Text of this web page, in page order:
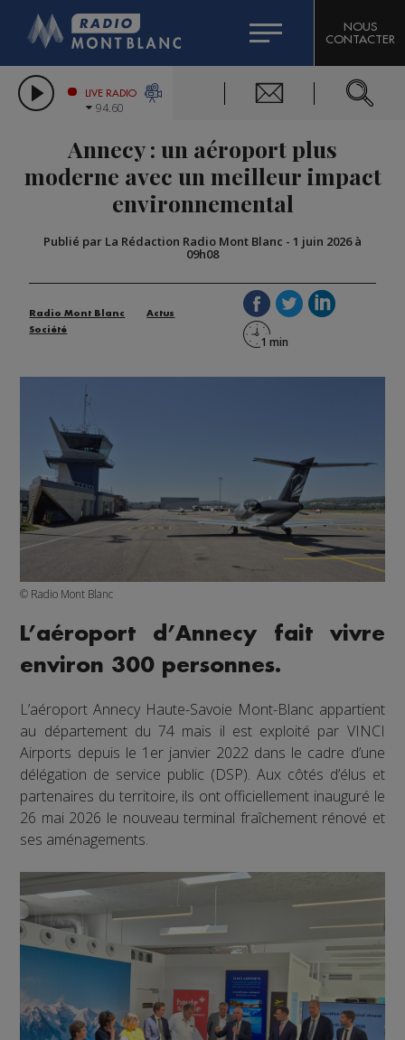
LES CHRONIQUES DE L'EXPERT
CITIZEN MACHINERY
GRAND MASSIF DOMAINES SKIABLES
BIGARD
COMPAGNIE DU MONT-BLANC
NOUS
CONTACTER
LIVE RADIO
94.60
Annecy : un aéroport plus
moderne avec un meilleur impact
environnemental
Publié par La Rédaction Radio Mont Blanc - 1 juin 2026 à
09h08
Radio Mont Blanc
Actus
Société
© Radio Mont Blanc
L’aéroport d’Annecy fait vivre
environ 300 personnes.
L’aéroport Annecy Haute-Savoie Mont-Blanc appartient
au département du 74 mais il est exploité par VINCI
Airports depuis le 1er janvier 2022 dans le cadre d’une
délégation de service public (DSP). Aux côtés d’élus et
partenaires du territoire, ils ont officiellement inauguré le
26 mai 2026 le nouveau terminal fraîchement rénové et
ses aménagements.